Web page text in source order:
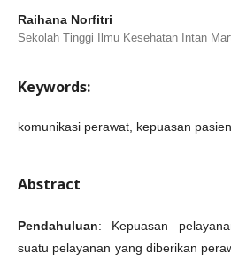
Raihana Norfitri
Sekolah Tinggi Ilmu Kesehatan Intan
Keywords:
komunikasi perawat, kepuasan pasien
Abstract
Pendahuluan: Kepuasan
suatu pelayanan yang diberikan